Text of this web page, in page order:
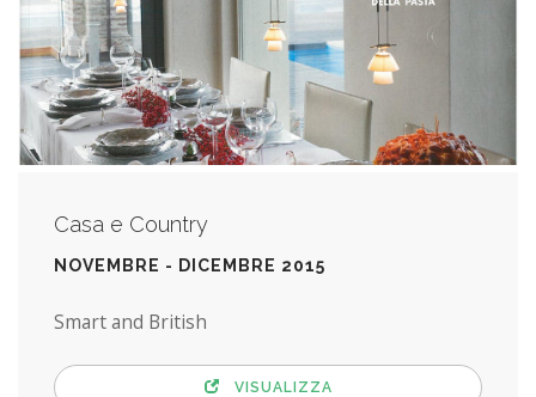
Casa e Country
NOVEMBRE - DICEMBRE 2015
Smart and British
VISUALIZZA